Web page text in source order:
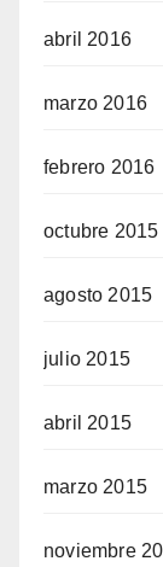
abril 2016
marzo 2016
febrero 2016
octubre 2015
agosto 2015
julio 2015
abril 2015
marzo 2015
noviembre